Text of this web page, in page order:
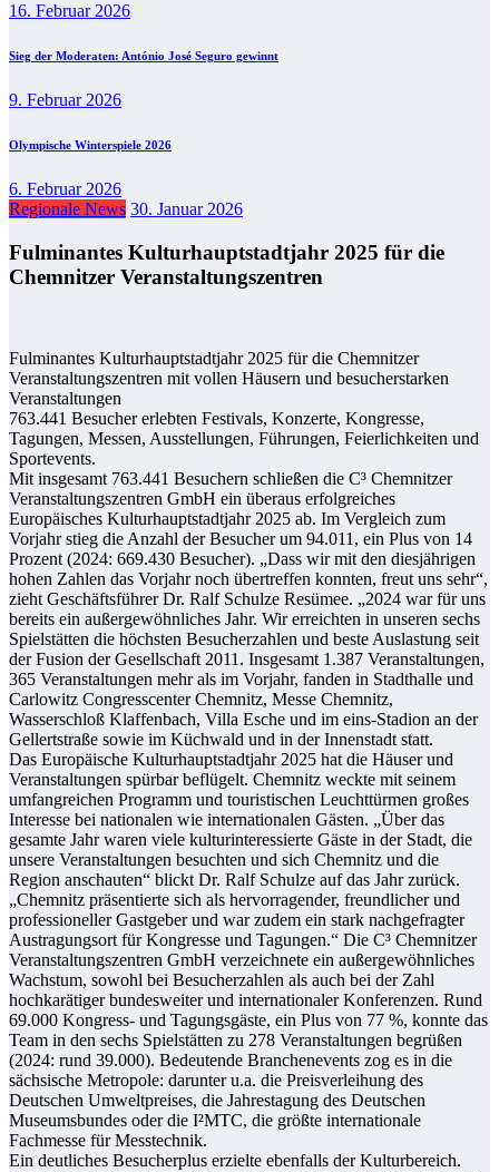
16. Februar 2026
Sieg der Moderaten: António José Seguro gewinnt
9. Februar 2026
Olympische Winterspiele 2026
6. Februar 2026
Regionale News 30. Januar 2026
Fulminantes Kulturhauptstadtjahr 2025 für die
Chemnitzer Veranstaltungszentren
Fulminantes Kulturhauptstadtjahr 2025 für die Chemnitzer
Veranstaltungszentren mit vollen Häusern und besucherstarken
Veranstaltungen
763.441 Besucher erlebten Festivals, Konzerte, Kongresse,
Tagungen, Messen, Ausstellungen, Führungen, Feierlichkeiten und
Sportevents.
Mit insgesamt 763.441 Besuchern schließen die C³ Chemnitzer
Veranstaltungszentren GmbH ein überaus erfolgreiches
Europäisches Kulturhauptstadtjahr 2025 ab. Im Vergleich zum
Vorjahr stieg die Anzahl der Besucher um 94.011, ein Plus von 14
Prozent (2024: 669.430 Besucher). „Dass wir mit den diesjährigen
hohen Zahlen das Vorjahr noch übertreffen konnten, freut uns sehr“,
zieht Geschäftsführer Dr. Ralf Schulze Resümee. „2024 war für uns
bereits ein außergewöhnliches Jahr. Wir erreichten in unseren sechs
Spielstätten die höchsten Besucherzahlen und beste Auslastung seit
der Fusion der Gesellschaft 2011. Insgesamt 1.387 Veranstaltungen,
365 Veranstaltungen mehr als im Vorjahr, fanden in Stadthalle und
Carlowitz Congresscenter Chemnitz, Messe Chemnitz,
Wasserschloß Klaffenbach, Villa Esche und im eins-Stadion an der
Gellertstraße sowie im Küchwald und in der Innenstadt statt.
Das Europäische Kulturhauptstadtjahr 2025 hat die Häuser und
Veranstaltungen spürbar beflügelt. Chemnitz weckte mit seinem
umfangreichen Programm und touristischen Leuchttürmen großes
Interesse bei nationalen wie internationalen Gästen. „Über das
gesamte Jahr waren viele kulturinteressierte Gäste in der Stadt, die
unsere Veranstaltungen besuchten und sich Chemnitz und die
Region anschauten“ blickt Dr. Ralf Schulze auf das Jahr zurück.
„Chemnitz präsentierte sich als hervorragender, freundlicher und
professioneller Gastgeber und war zudem ein stark nachgefragter
Austragungsort für Kongresse und Tagungen.“ Die C³ Chemnitzer
Veranstaltungszentren GmbH verzeichnete ein außergewöhnliches
Wachstum, sowohl bei Besucherzahlen als auch bei der Zahl
hochkarätiger bundesweiter und internationaler Konferenzen. Rund
69.000 Kongress- und Tagungsgäste, ein Plus von 77 %, konnte das
Team in den sechs Spielstätten zu 278 Veranstaltungen begrüßen
(2024: rund 39.000). Bedeutende Branchenevents zog es in die
sächsische Metropole: darunter u.a. die Preisverleihung des
Deutschen Umweltpreises, die Jahrestagung des Deutschen
Museumsbundes oder die I²MTC, die größte internationale
Fachmesse für Messtechnik.
Ein deutliches Besucherplus erzielte ebenfalls der Kulturbereich.